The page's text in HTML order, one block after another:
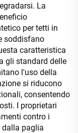
La
per tetti in
soddisfano
caratteristica
gli standard delle
l'uso della
si riducono
consentendo
I proprietari
contro i
paglia